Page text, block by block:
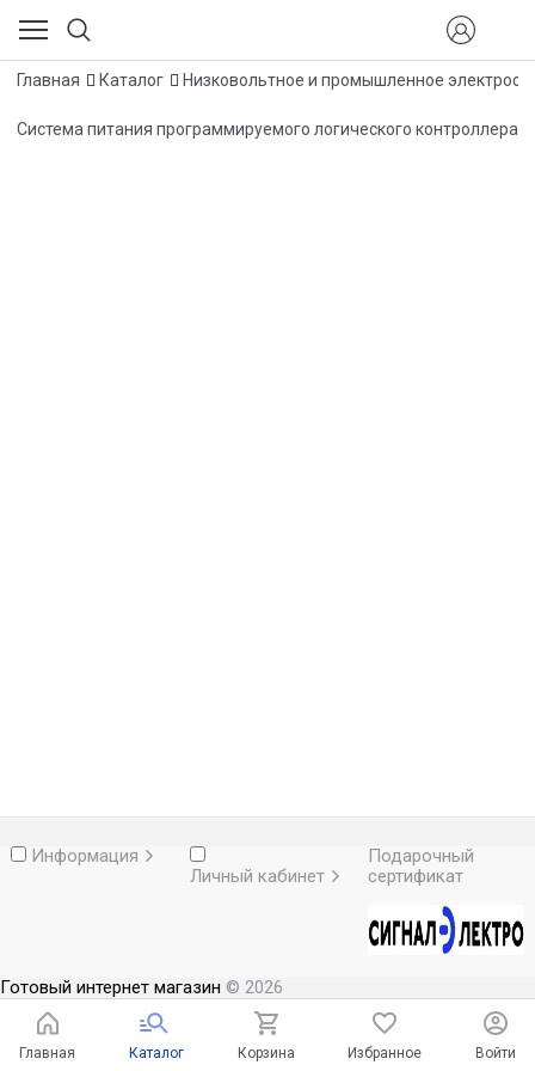
Главная Каталог Низковольтное и промышленное
Система питания программируемого логического контроллера
Информация
Личный кабинет
Подарочный
сертификат
Готовый интернет магазин © 2026
Главная Каталог Корзина Избранное Войти